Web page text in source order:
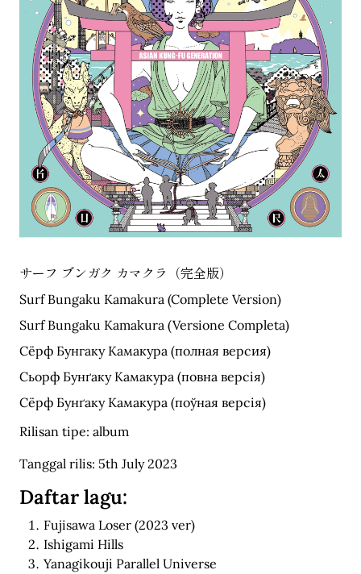
サーフ ブンガク カマクラ（完全版）
Surf Bungaku Kamakura (Complete Version)
Surf Bungaku Kamakura (Versione Completa)
Сёрф Бунгаку Камакура (полная версия)
Сьорф Бунґаку Камакура (повна версія)
Сёрф Бунґаку Камакура (поўная версія)
Rilisan tipe: album
Tanggal rilis: 5th July 2023
Daftar lagu:
Fujisawa Loser (2023 ver)
Ishigami Hills
Yanagikouji Parallel Universe